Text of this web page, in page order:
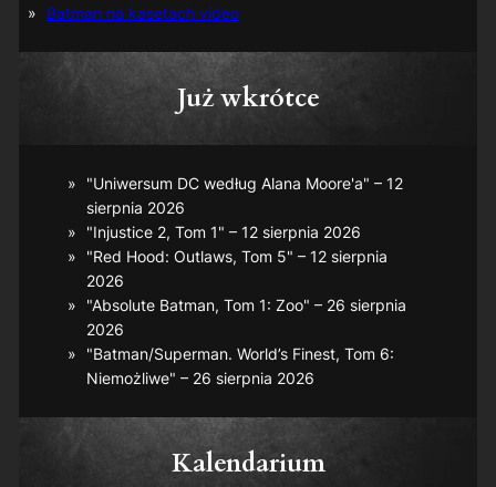
Batman na kasetach video
Już wkrótce
"Uniwersum DC według Alana Moore'a" – 12
sierpnia 2026
"Injustice 2, Tom 1" – 12 sierpnia 2026
"Red Hood: Outlaws, Tom 5" – 12 sierpnia
2026
"Absolute Batman, Tom 1: Zoo" – 26 sierpnia
2026
"Batman/Superman. World’s Finest, Tom 6:
Niemożliwe" – 26 sierpnia 2026
Kalendarium